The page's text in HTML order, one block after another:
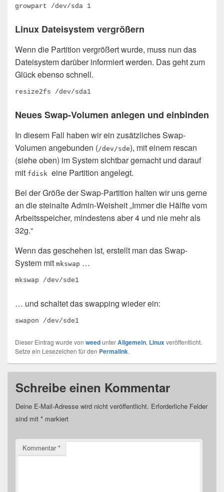
growpart /dev/sda 1
Linux Dateisystem vergrößern
Wenn die Partition vergrößert wurde, muss nun das
Dateisystem darüber informiert werden. Das geht zum
Glück ebenso schnell.
resize2fs /dev/sda1
Neues Swap-Volumen anlegen und einbinden
In diesem Fall haben wir ein zusätzliches Swap-
Volumen angebunden (/dev/sde), mit einem rescan
(siehe oben) im System sichtbar gemacht und darauf
mit fdisk eine Partition angelegt.
Bei der Größe der Swap-Partition halten wir uns gerne
an die steinalte Admin-Weisheit „Immer die Hälfte vom
Arbeitsspeicher, mindestens aber 4 und nie mehr als
32g.“
Wenn das geschehen ist, erstellt man das Swap-
System mit mkswap …
mkswap /dev/sde1
… und schaltet das swapping wieder ein:
swapon /dev/sde1
Dieser Eintrag wurde von weedunterAllgemein, Linuxveröffentlicht.
Setze ein Lesezeichen für den Permalink.
Schreibe einen Kommentar
Deine E-Mail-Adresse wird nicht veröffentlicht. Erforderliche Felder
sind mit * markiert
Kommentar*